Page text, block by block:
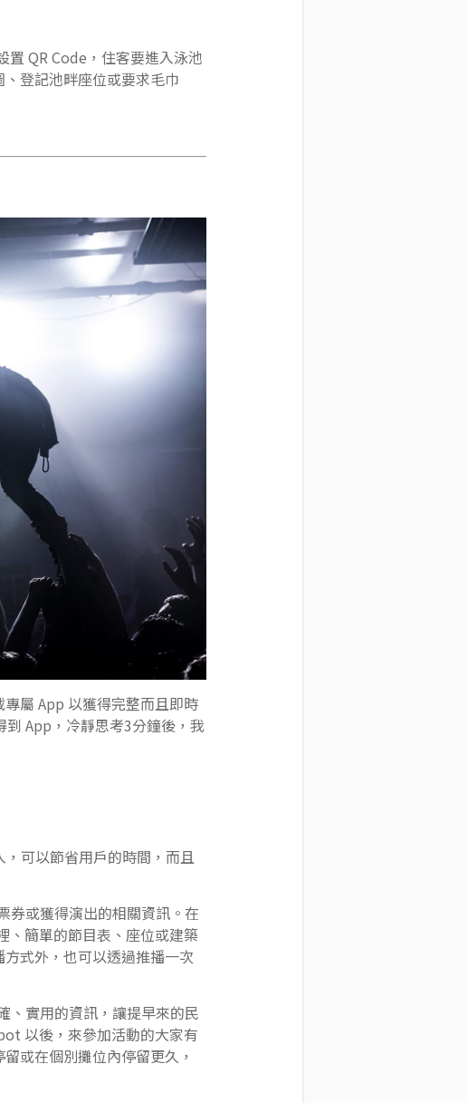
置 QR Code，住客要進入泳池
登記池畔座位或要求毛巾
屬 App 以獲得完整而且即時
App，冷靜思考3分鐘後，我
可以節省用戶的時間，而且
或獲得演出的相關資訊。在
、簡單的節目表、座位或建築
式外，也可以透過推播一次
、實用的資訊，讓提早來的民
以後，來參加活動的大家有
或在個別攤位內停留更久，